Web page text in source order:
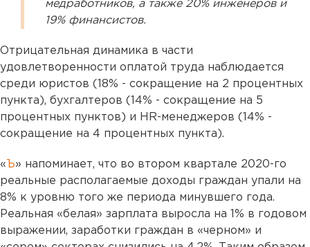
медработников, а также 20% инженеров и
19% финансистов.
Отрицательная динамика в части
удовлетворенности оплатой труда наблюдается
среди юристов (18% - сокращение на 2 процентных
пункта), бухгалтеров (14% - сокращение на 5
процентных пунктов) и HR-менеджеров (14% -
сокращение на 4 процентных пункта).
« Ъ» напоминает, что во втором квартале 2020-го
реальные располагаемые доходы граждан упали на
8% к уровню того же периода минувшего года.
Реальная «белая» зарплата выросла на 1% в годовом
выражении, заработки граждан в «черном» и